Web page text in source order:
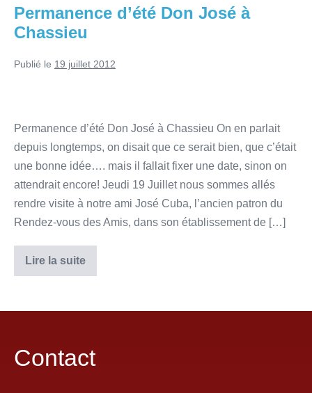
Permanence d’été Don José à
Chassieu
Publié le 19 juillet 2012
Permanence d’été Don José à Chassieu On en parlait
depuis longtemps, on disait que ce serait bien, que c’était
une bonne idée…. mais il fallait fixer une date, sinon on
attendrait encore! Jeudi 19 Juillet nous sommes allés
rendre visite à notre ami José Cuba, l’ancien patron du
Rendez-vous des Amis, dans son établissement de […]
Lire la suite
Contact